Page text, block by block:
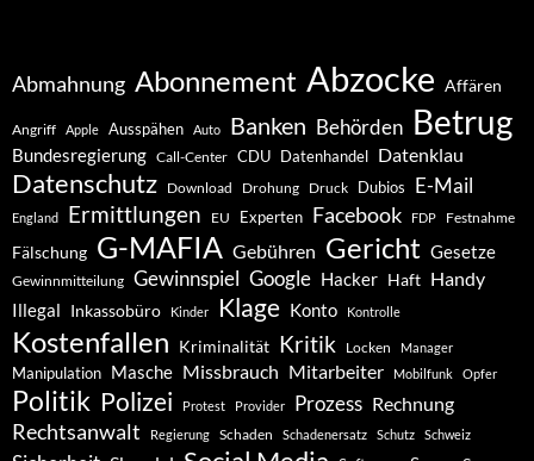
Abmahnung Abonnement Abzocke Affären
Angriff Apple Ausspähen Auto Banken Behörden Betrug
Bundesregierung Call-Center CDU Datenhandel Datenklau
Datenschutz Download Drohung Druck Dubios E-Mail
England Ermittlungen EU Experten Facebook FDP Festnahme
Fälschung G-MAFIA Gebühren Gericht Gesetze
Gewinnmitteilung Gewinnspiel Google Hacker Haft Handy
Illegal Inkassobüro Kinder Klage Konto Kontrolle
Kostenfallen Kriminalität Kritik Locken Manager
Manipulation Masche Missbrauch Mitarbeiter Mobilfunk Opfer
Politik Polizei Protest Provider Prozess Rechnung
Rechtsanwalt Regierung Schaden Schadenersatz Schutz Schweiz